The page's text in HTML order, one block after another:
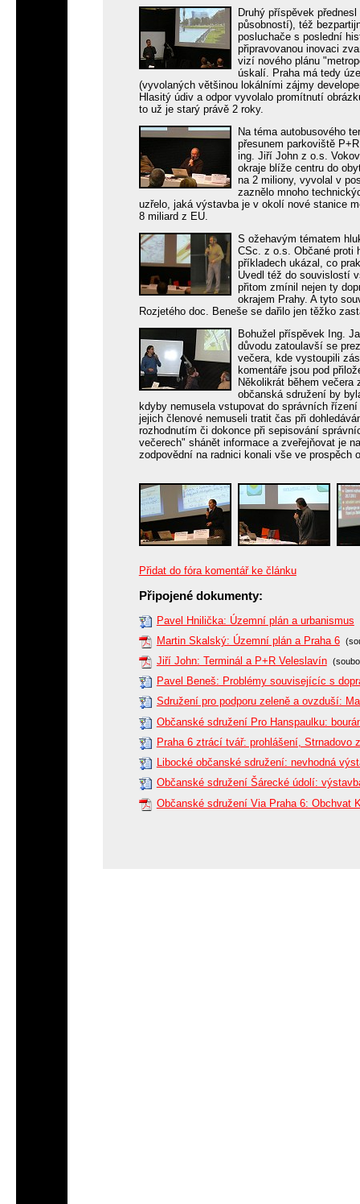
Druhý příspěvek
působností), též
posluchače s poslední
připravovanou inovaci
vizí nového plánu
úskalí. Praha má tedy
(vyvolaných většinou lokálními zájmy
Hlasitý údiv a odpor vyvolalo promítnutí
to už je starý právě 2 roky.
Na téma autobusového
přesunem parkoviště
ing. Jiří John z o.s.
okraje blíže centru do
na 2 miliony, vyvolal v
zaznělo mnoho
uzřelo, jaká výstavba je v okolí nové stanice
8 miliard z EU.
S ožehavým tématem
CSc. z o.s. Občané proti
příkladech ukázal, co
Uvedl též do souvislostí
přitom zmínil nejen ty
okrajem Prahy. A tyto
Rozjetého doc. Beneše se dařilo jen těžko
Bohužel příspěvek Ing.
důvodu zatoulavší se
večera, kde vystoupili
komentáře jsou pod
Několikrát během
občanská sdružení by
kdyby nemusela vstupovat do správních
jejich členové nemuseli tratit čas při
rozhodnutím či dokonce při sepisování
večerech" shánět informace a zveřejňovat je
zodpovědní na radnici konali vše ve
Přidat do fóra komentář ke článku
Připojené dokumenty:
Pavel Hnilička: Územní plán a urbanismus
Martin Skalský: Územní plán a Praha 6
Jiří John: Terminál a P+R Veleslavín
Pavel Beneš: Problémy souvisejícíc s
Sdružení pro podporu zeleně a ovzduší:
Občanské sdružení Pro Hanspaulku:
Praha 6 ztrácí tvář: prohlášení, Strnadovo
Libocké občanské sdružení: nevhodná
Občanské sdružení Šárecké údolí:
Občanské sdružení Via Praha 6: Obchvat